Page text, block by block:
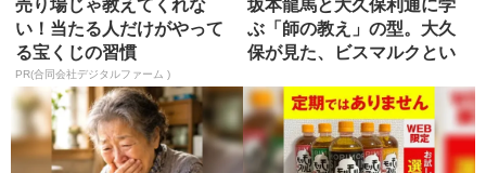
売り場じゃ教えてくれな
い！当たる人だけがやって
る宝くじの習慣
PR(合同会社デジタルファーム )
坂本龍馬と大久保利通に学
ぶ「師の教え」の型。大久
保が見た、ビスマルクとい